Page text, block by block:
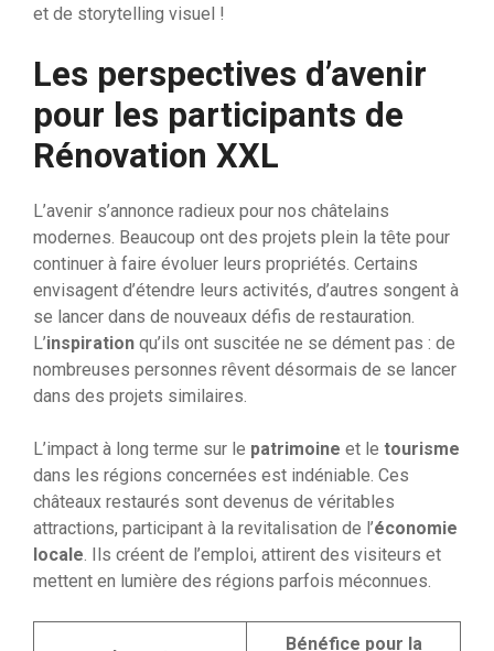
et de storytelling visuel !
Les perspectives d’avenir
pour les participants de
Rénovation XXL
L’avenir s’annonce radieux pour nos châtelains
modernes. Beaucoup ont des projets plein la tête pour
continuer à faire évoluer leurs propriétés. Certains
envisagent d’étendre leurs activités, d’autres songent à
se lancer dans de nouveaux défis de restauration.
L’inspiration qu’ils ont suscitée ne se dément pas : de
nombreuses personnes rêvent désormais de se lancer
dans des projets similaires.
L’impact à long terme sur le patrimoine et le tourisme
dans les régions concernées est indéniable. Ces
châteaux restaurés sont devenus de véritables
attractions, participant à la revitalisation de l’économie
locale. Ils créent de l’emploi, attirent des visiteurs et
mettent en lumière des régions parfois méconnues.
Bénéfice pour la